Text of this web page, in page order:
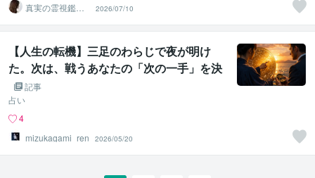
真実の霊視鑑定
✨アダ369✨
2026/07/10
【人生の転機】三足のわらじで夜が明け
た。次は、戦うあなたの「次の一手」を決
める番。
記事
占い
4
mizukagami_ren
2026/05/20